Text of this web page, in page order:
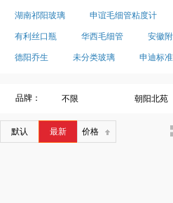
湖南祁阳玻璃 申谊毛细管粘度计
有利丝口瓶 华西毛细管 安徽
德阳乔生 未分类玻璃 申迪标
品牌： 不限 朝阳北苑
默认 最新 价格